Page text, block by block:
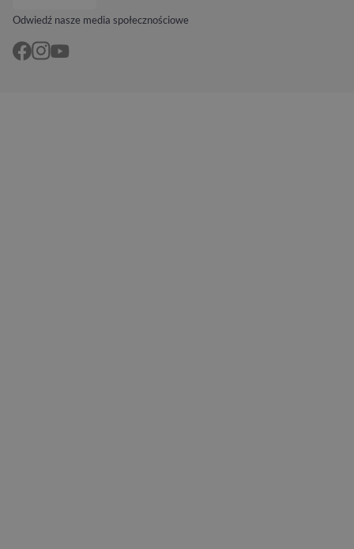
Odwiedź nasze media społecznościowe